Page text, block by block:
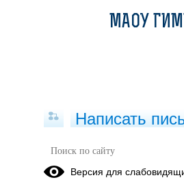
Государственная
аттестация
МАОУ
Написать
Версия для